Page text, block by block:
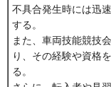
不具合発生時には迅
する。
また、車両技能競技
り、その経験や資格
る。